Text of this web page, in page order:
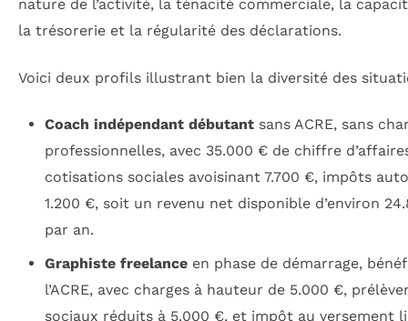
nature de l’activité, la ténacité commerciale, la
la trésorerie et la régularité des déclarations.
Voici deux profils illustrant bien la diversité des
Coach indépendant débutantsans ACRE, sans
professionnelles, avec 35.000 € de chiffre
cotisations sociales avoisinant 7.700 €, impôts
1.200 €, soit un revenu net disponible d’environ
par an.
Graphiste freelanceen phase de démarrage,
l’ACRE, avec charges à hauteur de 5.000 €,
sociaux réduits à 5.000 €, et impôt au versement